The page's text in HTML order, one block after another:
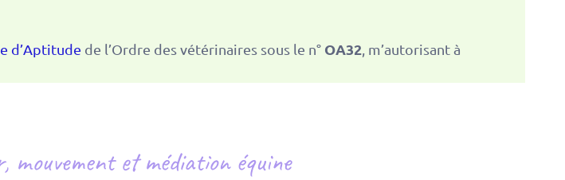
d’Aptitude de l’Ordre des vétérinaires sous le n° OA32 , m’autorisant à
et médiation équine